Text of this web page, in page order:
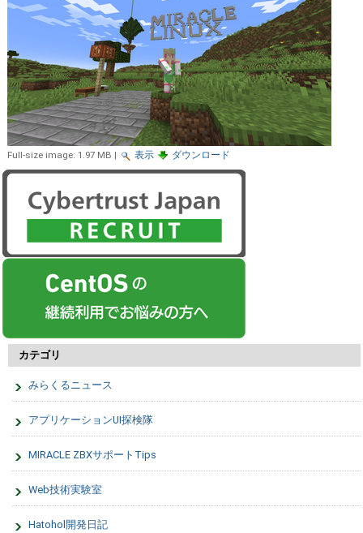
Full-size image: 1.97 MB | 表示 ダウンロード
カテゴリ
みらくるニュース
アプリケーションUI探検隊
MIRACLE ZBXサポートTips
Web技術実験室
Hatohol開発日記